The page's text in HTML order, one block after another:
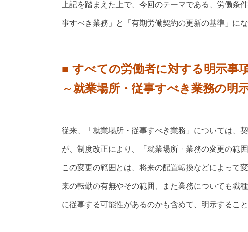
上記を踏まえた上で、今回のテーマである、労働条
事すべき業務」と「有期労働契約の更新の基準」にな
■ すべての労働者に対する明示事
～就業場所・従事すべき業務の明
従来、「就業場所・従事すべき業務」については、
が、制度改正により、「就業場所・業務の変更の範
この変更の範囲とは、将来の配置転換などによって
来の転勤の有無やその範囲、また業務についても職
に従事する可能性があるのかも含めて、明示すること